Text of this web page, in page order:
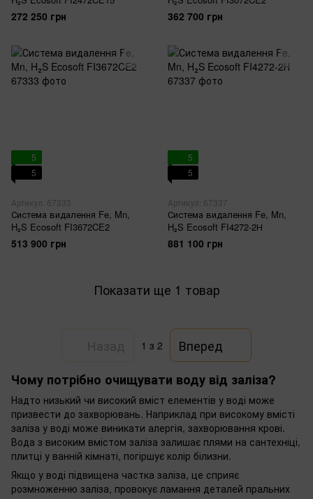
272 250 грн 362 700 грн
5
5
Артикул: 67333
Система видалення Fe, Mn,
H₂S Ecosoft FI3672CE2
513 900 грн
5
5
Артикул: 67337
Система видалення Fe, Mn,
H₂S Ecosoft FI4272-2Н
881 100 грн
Показати ще 1 товар
1 з 2
Вперед
Чому потрібно очищувати воду від заліза?
Надто низький чи високий вміст елементів у воді може
призвести до захворювань. Наприклад при високому вмісті
заліза у воді може виникати алергія, захворювання крові.
Вода з високим вмістом заліза залишає плями на сантехніці,
плитці у ванній кімнаті, погіршує колір білизни.
Якщо у воді підвищена частка заліза, це сприяє
розмноженню заліза, провокує ламання деталей пральних